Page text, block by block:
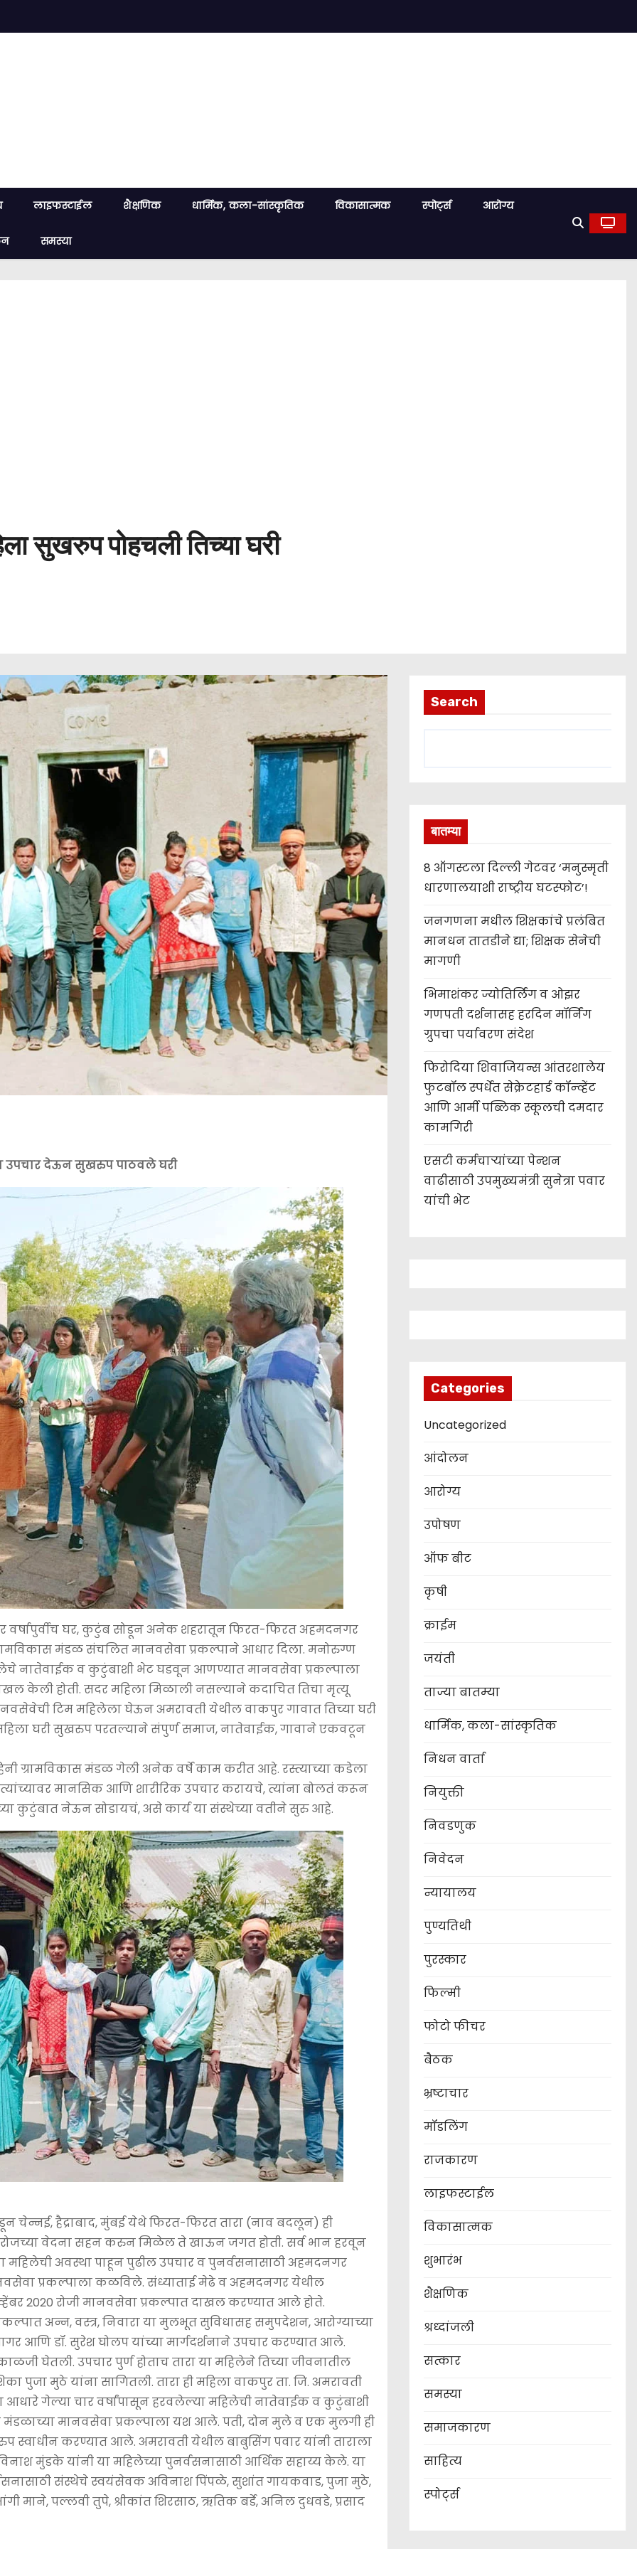
लाइफस्टाईल शैक्षणिक धार्मिक, कला-सांस्कृतिक विकासात्मक स्पोर्ट्स आरोग्य
समस्या
सुखरुप पोहचली तिच्या घरी
उपचार देऊन सुखरुप पाठवले घरी
घर, कुटुंब सोडून अनेक शहरातून फिरत-फिरत अहमदनगर
मंडळ संचलित मानवसेवा प्रकल्पाने आधार दिला. मनोरुग्ण
नातेवाईक व कुटुंबाशी भेट घडवून आणण्यात मानवसेवा प्रकल्पाला
होती. सदर महिला मिळाली नसल्याने कदाचित तिचा मृत्यू
टिम महिलेला घेऊन अमरावती येथील वाकपुर गावात तिच्या घरी
महिला घरी सुखरुप परतल्याने संपुर्ण समाज, नातेवाईक, गावाने एकवटून
ग्रामविकास मंडळ गेली अनेक वर्षे काम करीत आहे. रस्त्याच्या कडेला
मानसिक आणि शारीरिक उपचार करायचे, त्यांना बोलतं करून
कुटुंबात नेऊन सोडायचं, असे कार्य या संस्थेच्या वतीने सुरु आहे.
चेन्नई, हैद्राबाद, मुंबई येथे फिरत-फिरत तारा (नाव बदलून) ही
वेदना सहन करुन मिळेल ते खाऊन जगत होती. सर्व भान हरवून
अवस्था पाहून पुढील उपचार व पुनर्वसनासाठी अहमदनगर
प्रकल्पाला कळविले. संध्याताई मेढे व अहमदनगर येथील
2020 रोजी मानवसेवा प्रकल्पात दाखल करण्यात आले होते.
अन्न, वस्त्र, निवारा या मुलभूत सुविधासह समुपदेशन, आरोग्याच्या
आणि डॉ. सुरेश घोलप यांच्या मार्गदर्शनाने उपचार करण्यात आले.
घेतली. उपचार पुर्ण होताच तारा या महिलेने तिच्या जीवनातील
पुजा मुठे यांना सागितली. तारा ही महिला वाकपुर ता. जि. अमरावती
गेल्या चार वर्षांपासून हरवलेल्या महिलेची नातेवाईक व कुटुंबाशी
मानवसेवा प्रकल्पाला यश आले. पती, दोन मुले व एक मुलगी ही
स्वाधीन करण्यात आले. अमरावती येथील बाबुसिंग पवार यांनी ताराला
मुंडके यांनी या महिलेच्या पुनर्वसनासाठी आर्थिक सहाय्य केले. या
संस्थेचे स्वयंसेवक अविनाश पिंपळे, सुशांत गायकवाड, पुजा मुठे,
माने, पल्लवी तुपे, श्रीकांत शिरसाठ, ऋतिक बर्डे, अनिल दुधवडे, प्रसाद
Search
बातम्या
8 ऑगस्टला दिल्ली गेटवर ‘मनुस्मृती
धारणालयाशी राष्ट्रीय घटस्फोट’!
जनगणना मधील शिक्षकांचे प्रलंबित
मानधन तातडीने द्या; शिक्षक सेनेची
मागणी
भिमाशंकर ज्योतिर्लिंग व ओझर
गणपती दर्शनासह हरदिन मॉर्निंग
ग्रुपचा पर्यावरण संदेश
फिरोदिया शिवाजियन्स आंतरशालेय
फुटबॉल स्पर्धेत सेक्रेटहार्ड कॉन्व्हेंट
आणि आर्मी पब्लिक स्कूलची दमदार
कामगिरी
एसटी कर्मचाऱ्यांच्या पेन्शन
वाढीसाठी उपमुख्यमंत्री सुनेत्रा पवार
यांची भेट
Categories
Uncategorized
आंदोलन
आरोग्य
उपोषण
ऑफ बीट
कृषी
क्राईम
जयंती
ताज्या बातम्या
धार्मिक, कला-सांस्कृतिक
निधन वार्ता
नियुक्ती
निवडणुक
निवेदन
न्यायालय
पुण्यतिथी
पुरस्कार
फिल्मी
फोटो फीचर
बैठक
भ्रष्टाचार
मॉडलिंग
राजकारण
लाइफस्टाईल
विकासात्मक
शुभारंभ
शैक्षणिक
श्रध्दांजली
सत्कार
समस्या
समाजकारण
साहित्य
स्पोर्ट्स